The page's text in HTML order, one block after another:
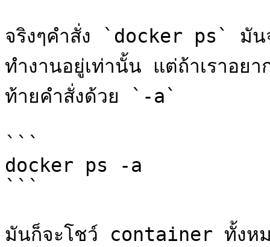
จริงๆคำสั่ง `docker ps` มัน
ทำงานอยู่เท่านั้น แต่ถ้าเราอ
ท้ายคำสั่งด้วย `-a`
```
docker ps -a
```
มันก็จะโชว์ container ทั้งห